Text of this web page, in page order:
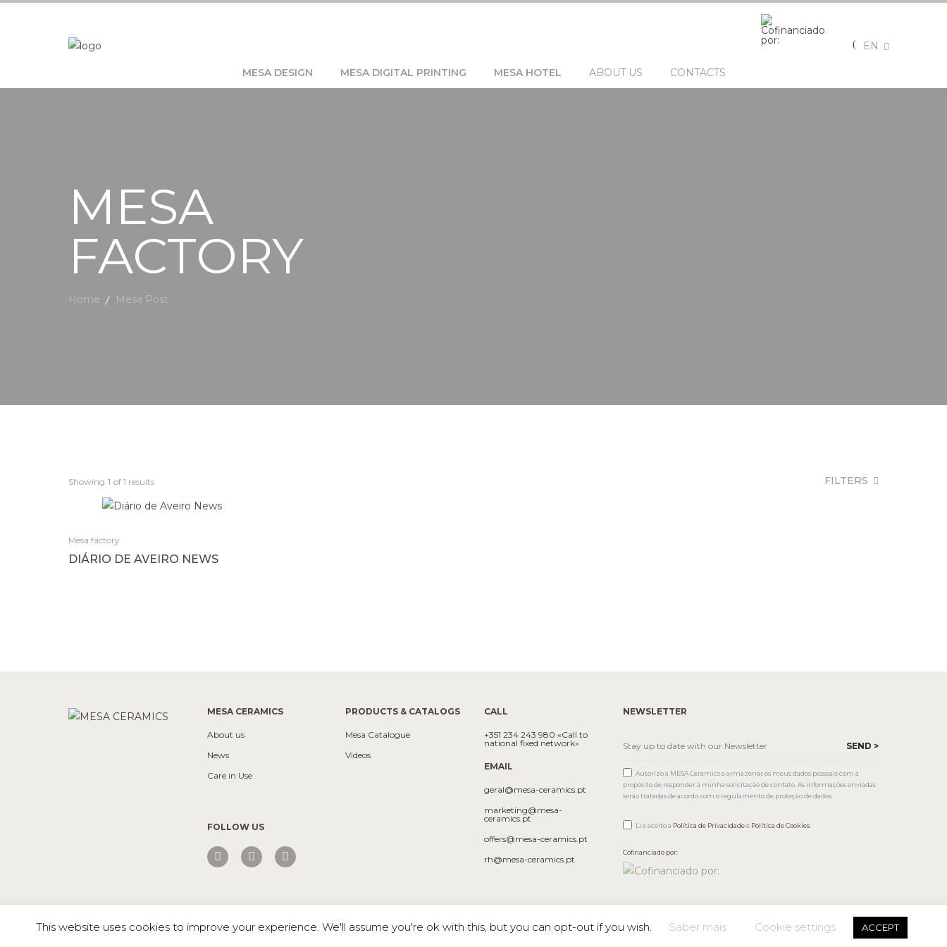
MESA DESIGN MESA DIGITAL PRINTING MESA HOTEL ABOUT US CONTACTS
EN
MESA
FACTORY
Home Mesa Post
Showing 1 of 1 results FILTERS
Mesa factory
DIÁRIO DE AVEIRO NEWS
MESA CERAMICS
About us
News
Care in Use
FOLLOW US
PRODUCTS & CATALOGS
Mesa Catalogue
Videos
CALL
+351 234 243 980 «Call to
national fixed network»
EMAIL
geral@mesa-ceramics.pt
marketing@mesa-
ceramics.pt
offers@mesa-ceramics.pt
rh@mesa-ceramics.pt
NEWSLETTER
Autorizo a MESA Ceramics a armazenar os meus dados pessoais com a
propósito de responder à minha solicitação de contato. As informações enviadas
serão tratadas de acordo com o regulamento de proteção de dados.
Li e aceito a Política de Privacidadee Política de Cookies.
Cofinanciado por:
This website uses cookies to improve your experience. We'll assume you're ok with this, but you can opt-out if you wish. Saber mais Cookie settings ACCEPT